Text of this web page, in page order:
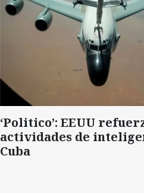
‘Politico’: EEUU
actividades de
Cuba